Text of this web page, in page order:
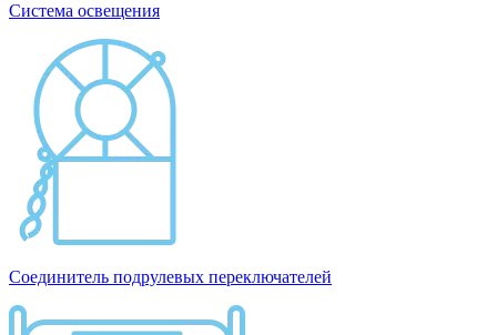
Система освещения
Соединитель подрулевых переключателей